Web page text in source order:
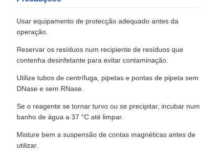
Usar equipamento de protecção adequado antes da
operação.
Reservar os resíduos num recipiente de resíduos que
contenha desinfetante para evitar contaminação.
Utilize tubos de centrífuga, pipetas e pontas de pipeta sem
DNase e sem RNase.
Se o reagente se tornar turvo ou se precipitar, incubar num
banho de água a 37 °C até limpar.
Misture bem a suspensão de contas magnéticas antes de
utilizar.